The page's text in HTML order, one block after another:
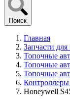
Поиск
Главная
Запчасти для
Топочные
Топочные
Топочные
Honeywell